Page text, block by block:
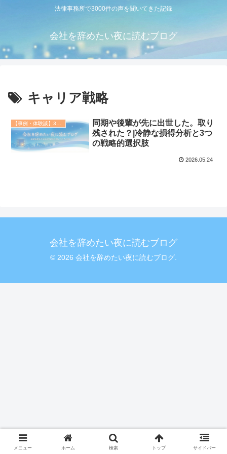
法律事務所で3000件の声を聞いてきた記録
会社を辞めたい夜に読むブログ
キャリア戦略
同期や後輩が先に出世した。取り
残された？|冷静な損得分析と3つ
の戦略的選択肢
2026.05.24
会社を辞めたい夜に読むブログ
© 2026 会社を辞めたい夜に読むブログ.
メニュー ホーム 検索 トップ サイドバー